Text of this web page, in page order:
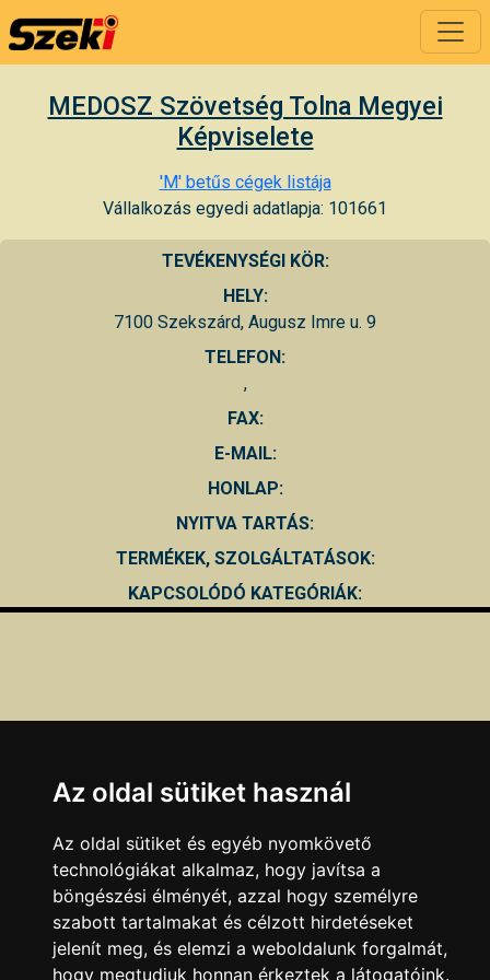
MEDOSZ Szövetség Tolna Megyei
Képviselete
'M' betűs cégek listája
Vállalkozás egyedi adatlapja: 101661
TEVÉKENYSÉGI KÖR:
HELY:
7100 Szekszárd, Augusz Imre u. 9
TELEFON:
,
FAX:
E-MAIL:
HONLAP:
NYITVA TARTÁS:
TERMÉKEK, SZOLGÁLTATÁSOK:
KAPCSOLÓDÓ KATEGÓRIÁK:
Ha a fenti adatokban hibát talál, azt az ittolvasható
Az oldal sütiket használ
Az oldal sütiket és egyéb nyomkövető
technológiákat alkalmaz, hogy javítsa a
böngészési élményét, azzal hogy személyre
szabott tartalmakat és célzott hirdetéseket
jelenít meg, és elemzi a weboldalunk forgalmát,
hogy megtudjuk honnan érkeztek a látogatóink.